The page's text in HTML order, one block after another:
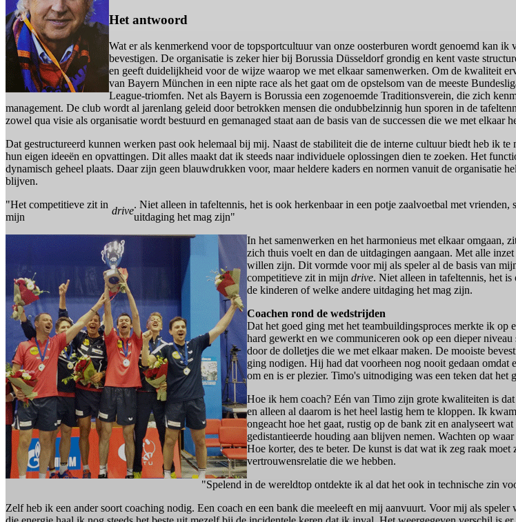
Het antwoord
Wat er als kenmerkend voor de topsportcultuur van onze oosterburen wordt genoemd kan ik
bevestigen. De organisatie is zeker hier bij Borussia Düsseldorf grondig en kent vaste
en geeft duidelijkheid voor de wijze waarop we met elkaar samenwerken. Om de kwaliteit
van Bayern München in een nipte race als het gaat om de opstelsom van de meeste
League-triomfen. Net als Bayern is Borussia een zogenoemde Traditionsverein, die zich
management. De club wordt al jarenlang geleid door betrokken mensen die ondubbelzinnig hun sporen in de
zowel qua visie als organisatie wordt bestuurd en gemanaged staat aan de basis van de successen die we met elkaar
Dat gestructureerd kunnen werken past ook helemaal bij mij. Naast de stabiliteit die de interne cultuur biedt heb ik te
hun eigen ideeën en opvattingen. Dit alles maakt dat ik steeds naar individuele oplossingen dien te zoeken. Het
dynamisch geheel plaats. Daar zijn geen blauwdrukken voor, maar heldere kaders en normen vanuit de organisatie
blijven.
"Het competitieve zit in
mijn
drive
. Niet alleen in tafeltennis, het is ook herkenbaar in een potje zaalvoetbal met vrienden,
uitdaging het mag zijn"
In het samenwerken en het harmonieus met elkaar omgaan,
zich thuis voelt en dan de uitdagingen aangaan. Met alle
willen zijn. Dit vormde voor mij als speler al de basis van
competitieve zit in mijn drive. Niet alleen in tafeltennis, het
de kinderen of welke andere uitdaging het mag zijn.
Coachen rond de wedstrijden
Dat het goed ging met het teambuildingsproces merkte ik op
hard gewerkt en we communiceren ook op een dieper
door de dolletjes die we met elkaar maken. De mooiste
ging nodigen. Hij had dat voorheen nog nooit gedaan
om en is er plezier. Timo's uitnodiging was een teken dat het
Hoe ik hem coach? Eén van Timo zijn grote kwaliteiten is
en alleen al daarom is het heel lastig hem te kloppen. Ik
ongeacht hoe het gaat, rustig op de bank zit en analyseert
gedistantieerde houding aan blijven nemen. Wachten op
Hoe korter, des te beter. De kunst is dat wat ik zeg raak
vertrouwensrelatie die we hebben.
"Spelend in de wereldtop ontdekte ik al dat het ook in technische zin
Zelf heb ik een ander soort coaching nodig. Een coach en een bank die meeleeft en mij aanvuurt. Voor mij als